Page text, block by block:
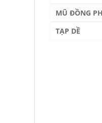
MŨ ĐỒNG
TẠP DỀ